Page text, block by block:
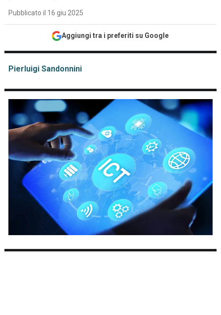
Pubblicato il 16 giu 2025
Aggiungi tra i preferiti su Google
Pierluigi Sandonnini